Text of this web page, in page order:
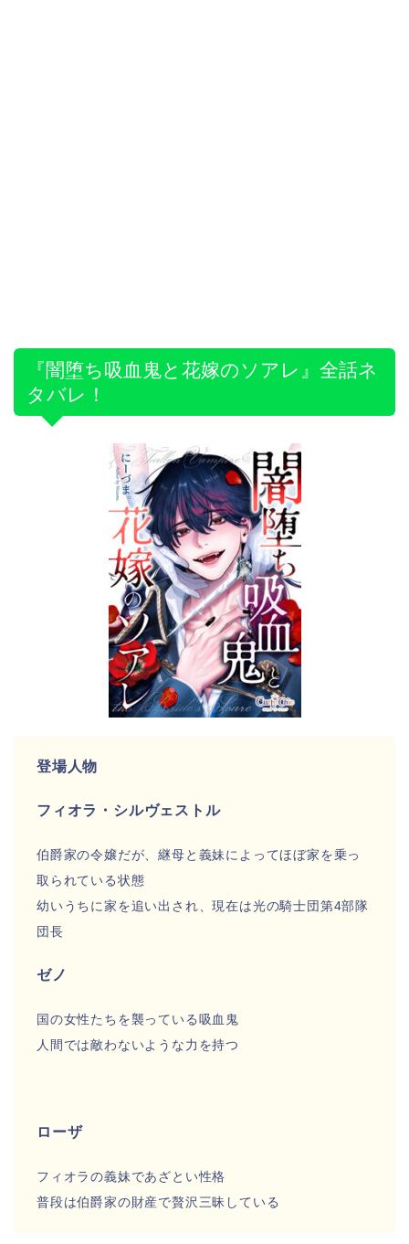
『闇堕ち吸血鬼と花嫁のソアレ』全話ネ
タバレ！
登場人物
フィオラ・シルヴェストル
伯爵家の令嬢だが、継母と義妹によってほぼ家を乗っ
取られている状態
幼いうちに家を追い出され、現在は光の騎士団第4部隊
団長
ゼノ
国の女性たちを襲っている吸血鬼
人間では敵わないような力を持つ
ローザ
フィオラの義妹であざとい性格
普段は伯爵家の財産で贅沢三昧している